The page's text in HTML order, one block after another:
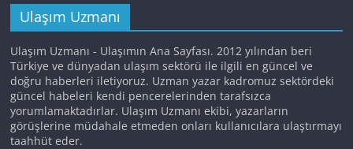
Ulaşım Uzmanı
Ulaşım Uzmanı - Ulaşımın Ana Sayfası. 2012 yılından beri
Türkiye ve dünyadan ulaşım sektörü ile ilgili en güncel ve
doğru haberleri iletiyoruz. Uzman yazar kadromuz sektördeki
güncel habeleri kendi pencerelerinden tarafsızca
yorumlamaktadırlar. Ulaşım Uzmanı ekibi, yazarların
görüşlerine müdahale etmeden onları kullanıcılara ulaştırmayı
taahhüt eder.